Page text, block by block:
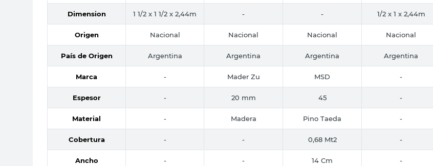
Dimension 1 1/2 x 1 1/2 x 2,44m - - 1/2 x 1 x 2,44m
Origen Nacional Nacional Nacional Nacional
País de Origen Argentina Argentina Argentina Argentina
Marca - Mader Zu MSD -
Espesor - 20 mm 45 -
Material - Madera Pino Taeda -
Cobertura - - 0,68 Mt2 -
Ancho - - 14 Cm -